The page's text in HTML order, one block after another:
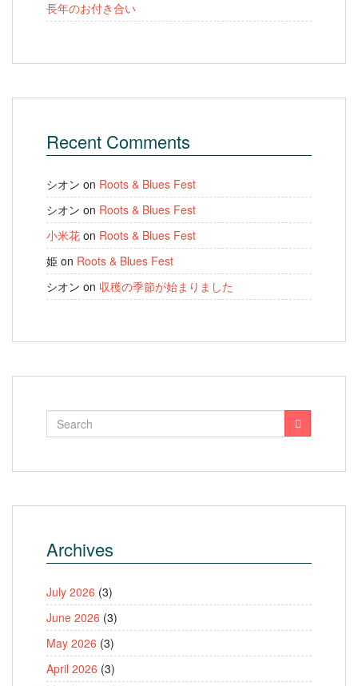
長年のお付き合い
Recent Comments
シオン on Roots & Blues Fest
シオン on Roots & Blues Fest
小米花 on Roots & Blues Fest
姫 on Roots & Blues Fest
シオン on 収穫の季節が始まりました
Archives
July 2026 (3)
June 2026 (3)
May 2026 (3)
April 2026 (3)